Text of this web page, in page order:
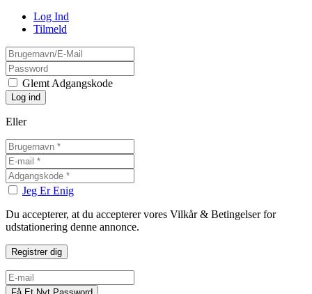
Log Ind
Tilmeld
Glemt Adgangskode
Eller
Jeg Er Enig
Du accepterer, at du accepterer vores Vilkår & Betingelser for
udstationering denne annonce.